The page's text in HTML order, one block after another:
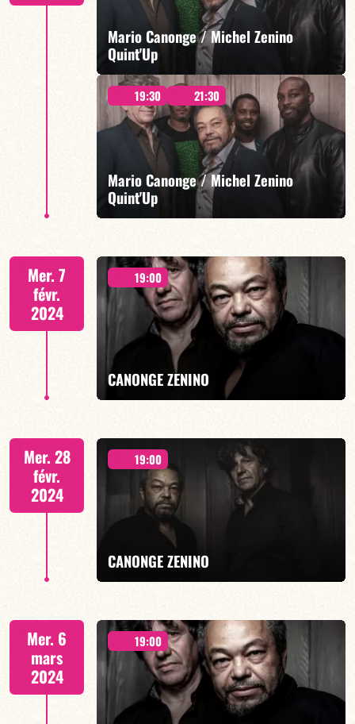
EN SAVOIR PLUS
Mario Canonge / Michel Zenino
Quint'Up
2 SÉANCES : 19H30 & 21H30
19:30 21:30
Mario Canonge / Michel Zenino
Quint'Up
2 SÉANCES : 19H30 & 21H30
Mer. 7
févr.
2024
19:00
CANONGE ZENINO
Mer. 28
févr.
2024
19:00
CANONGE ZENINO
Duo Jazz - 19h00
Mer. 6
mars
2024
19:00